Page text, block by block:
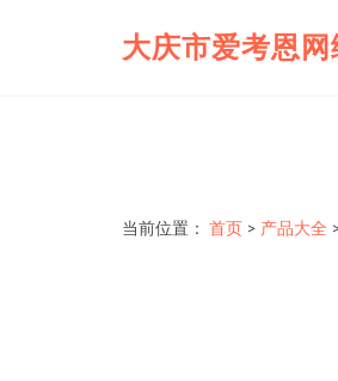
大庆市爱考恩
当前位置： 首页 > 产品大全